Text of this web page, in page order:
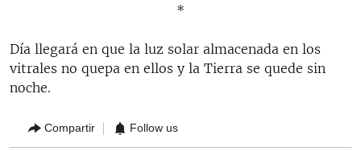
*
Día llegará en que la luz solar almacenada en los
vitrales no quepa en ellos y la Tierra se quede sin
noche.
Compartir Follow us